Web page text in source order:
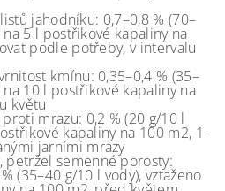
jahodníku: 0,7–0,8 % (70–
5 l postřikové kapaliny na
podle potřeby, v intervalu
kmínu: 0,35–0,4 % (35–
10 l postřikové kapaliny na
květu
mrazu: 0,2 % (20 g/10 l
kapaliny na 100 m2, 1–
jarními mrazy
petržel semenné porosty:
(35–40 g/10 l vody), vztaženo